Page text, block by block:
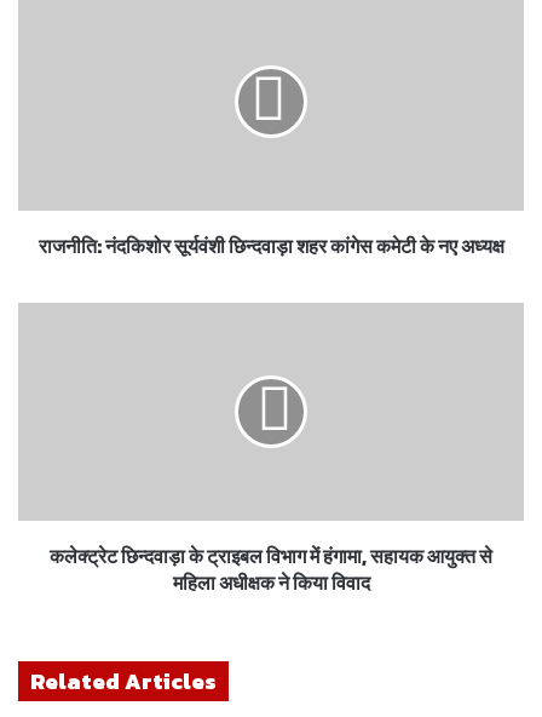
राजनीति: नंदकिशोर सूर्यवंशी छिन्दवाड़ा शहर कांगेस कमेटी के नए अध्यक्ष
कलेक्ट्रेट छिन्दवाड़ा के ट्राइबल विभाग में हंगामा, सहायक आयुक्त से
महिला अधीक्षक ने किया विवाद
Related Articles